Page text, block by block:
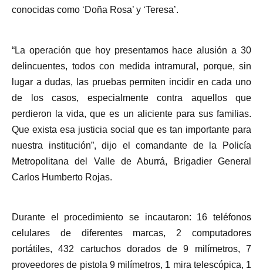
conocidas como ‘Doña Rosa’ y ‘Teresa’.
“La operación que hoy presentamos hace alusión a 30
delincuentes, todos con medida intramural, porque, sin
lugar a dudas, las pruebas permiten incidir en cada uno
de los casos, especialmente contra aquellos que
perdieron la vida, que es un aliciente para sus familias.
Que exista esa justicia social que es tan importante para
nuestra institución”, dijo el comandante de la Policía
Metropolitana del Valle de Aburrá, Brigadier General
Carlos Humberto Rojas.
Durante el procedimiento se incautaron: 16 teléfonos
celulares de diferentes marcas, 2 computadores
portátiles, 432 cartuchos dorados de 9 milímetros, 7
proveedores de pistola 9 milímetros, 1 mira telescópica, 1